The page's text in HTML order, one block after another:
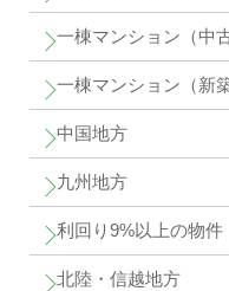
一棟マンション（中古
一棟マンション（新築
中国地方
九州地方
利回り9%以上の物件
北陸・信越地方